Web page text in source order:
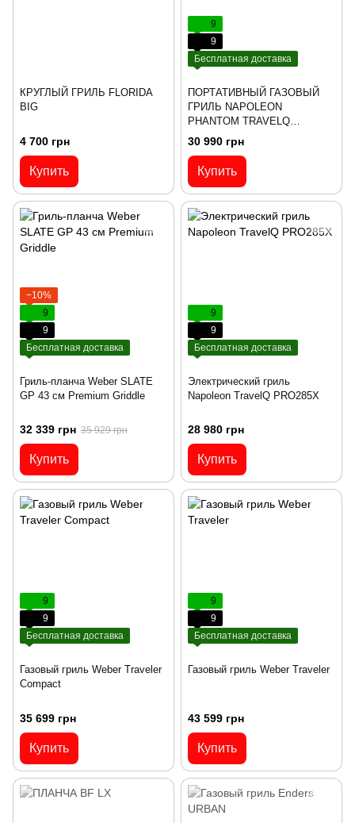
КРУГЛЫЙ ГРИЛЬ FLORIDA
BIG
4 700 грн
Купить
9
9
Бесплатная доставка
ПОРТАТИВНЫЙ ГАЗОВЫЙ
ГРИЛЬ NAPOLEON
PHANTOM TRAVELQ
PRO285X
30 990 грн
Купить
−10%
9
9
Бесплатная доставка
Гриль-планча Weber SLATE
GP 43 см Premium Griddle
32 339 грн 35 929 грн
Купить
9
9
Бесплатная доставка
Электрический гриль
Napoleon TravelQ PRO285X
28 980 грн
Купить
9
9
Бесплатная доставка
Газовый гриль Weber Traveler
Compact
35 699 грн
Купить
9
9
Бесплатная доставка
Газовый гриль Weber Traveler
43 599 грн
Купить